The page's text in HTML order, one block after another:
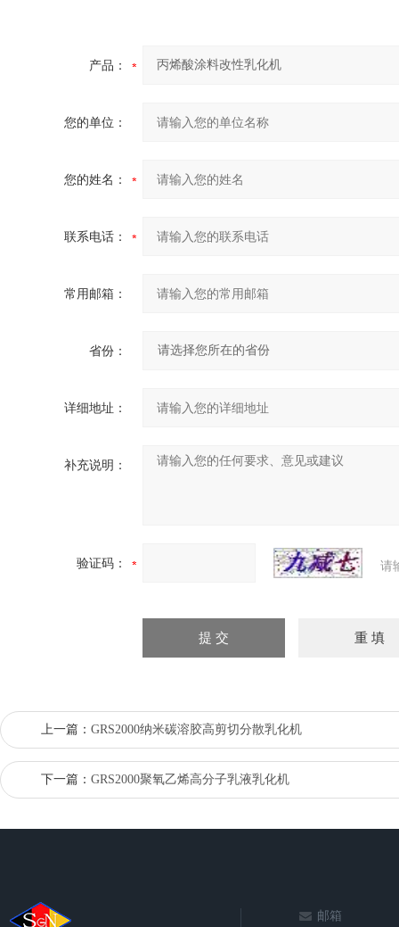
产品：
您的单位：
您的姓名：
联系电话：
常用邮箱：
省份：
详细地址：
补充说明：
验证码： 请
上一篇： GRS2000纳米碳溶胶高剪切分散乳化机
下一篇： GRS2000聚氧乙烯高分子乳液乳化机
邮箱